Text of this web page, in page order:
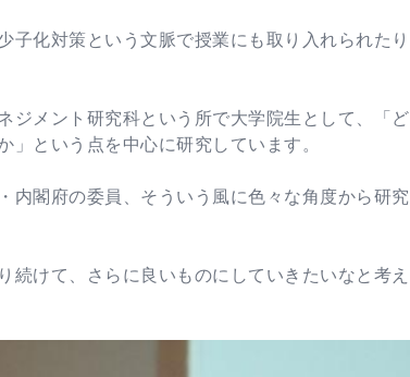
化対策という文脈で授業にも取り入れられたり
ジメント研究科という所で大学院生として、「ど
という点を中心に研究しています。
内閣府の委員、そういう風に色々な角度から研究
けて、さらに良いものにしていきたいなと考え